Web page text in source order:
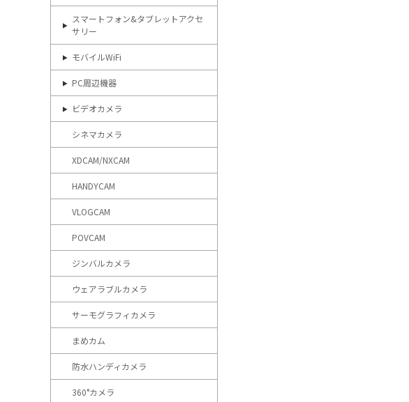
スマートフォン&タブレットアクセ
サリー
モバイルWiFi
PC周辺機器
ビデオカメラ
シネマカメラ
XDCAM/NXCAM
HANDYCAM
VLOGCAM
POVCAM
ジンバルカメラ
ウェアラブルカメラ
サーモグラフィカメラ
まめカム
防水ハンディカメラ
360°カメラ